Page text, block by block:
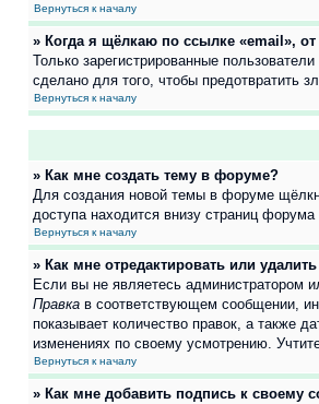
Вернуться к началу
» Когда я щёлкаю по ссылке «email»,
Только зарегистрированные
сделано для того, чтобы предотвратить
Вернуться к началу
» Как мне создать тему в форуме?
Для создания новой темы в форуме
доступа находится внизу страниц
Вернуться к началу
» Как мне отредактировать или
Если вы не являетесь администратором
Правка в соответствующем сообщении,
показывает количество правок, а также
изменениях по своему усмотрению.
Вернуться к началу
» Как мне добавить подпись к своему